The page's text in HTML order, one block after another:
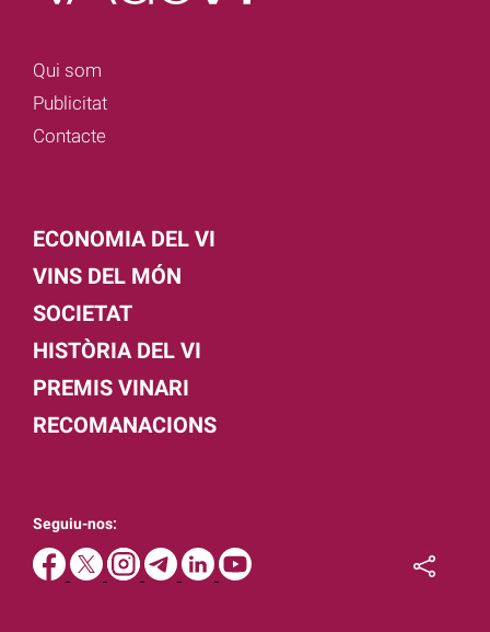
Qui som
Publicitat
Contacte
ECONOMIA DEL VI
VINS DEL MÓN
SOCIETAT
HISTÒRIA DEL VI
PREMIS VINARI
RECOMANACIONS
Seguiu-nos: